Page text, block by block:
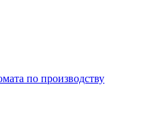
по производству